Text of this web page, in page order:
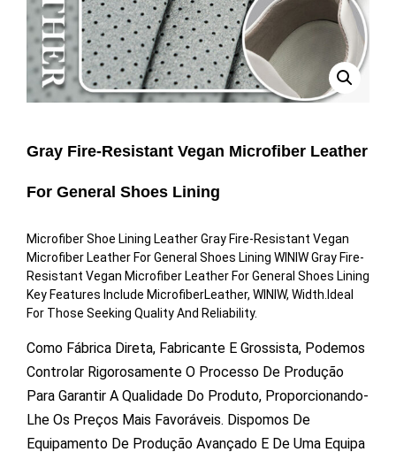
Gray Fire-Resistant Vegan Microfiber Leather
For General Shoes Lining
Microfiber Shoe Lining Leather Gray Fire-Resistant Vegan
Microfiber Leather For General Shoes Lining WINIW Gray Fire-
Resistant Vegan Microfiber Leather For General Shoes Lining
Key Features Include MicrofiberLeather, WINIW, Width.Ideal
For Those Seeking Quality And Reliability.
Como Fábrica Direta, Fabricante E Grossista, Podemos
Controlar Rigorosamente O Processo De Produção
Para Garantir A Qualidade Do Produto, Proporcionando-
Lhe Os Preços Mais Favoráveis. Dispomos De
Equipamento De Produção Avançado E De Uma Equipa